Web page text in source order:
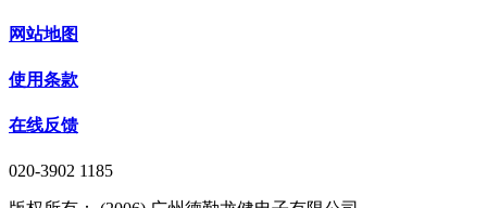
网站地图
使用条款
在线反馈
020-3902 1185